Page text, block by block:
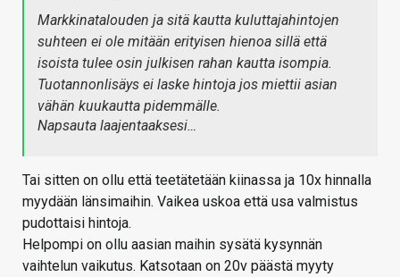
Markkinatalouden ja sitä kautta kuluttajahintojen
suhteen ei ole mitään erityisen hienoa sillä että
isoista tulee osin julkisen rahan kautta isompia.
Tuotannonlisäys ei laske hintoja jos miettii asian
vähän kuukautta pidemmälle.
Napsauta laajentaaksesi…
Tai sitten on ollu että teetätetään kiinassa ja 10x hinnalla
myydään länsimaihin. Vaikea uskoa että usa valmistus
pudottaisi hintoja.
Helpompi on ollu aasian maihin sysätä kysynnän
vaihtelun vaikutus. Katsotaan on 20v päästä myyty